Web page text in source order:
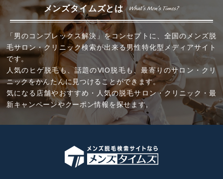
メンズタイムズとは
「男のコンプレックス解決」をコンセプトに、全国のメンズ脱
毛サロン・クリニック検索が出来る男性特化型メディアサイト
です。
人気のヒゲ脱毛も、話題のVIO脱毛も、最寄りのサロン・クリ
ニックをかんたんに見つけることができます。
気になる店舗やおすすめ・人気の脱毛サロン・クリニック・最
新キャンペーンやクーポン情報を探せます。